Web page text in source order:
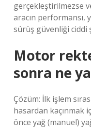
gerçekleştirilmezse
aracın
sürüş güvenliği ciddi
Motor
sonra ne
Çözüm: İlk işlem
hasardan kaçınmak
önce yağ (manuel)